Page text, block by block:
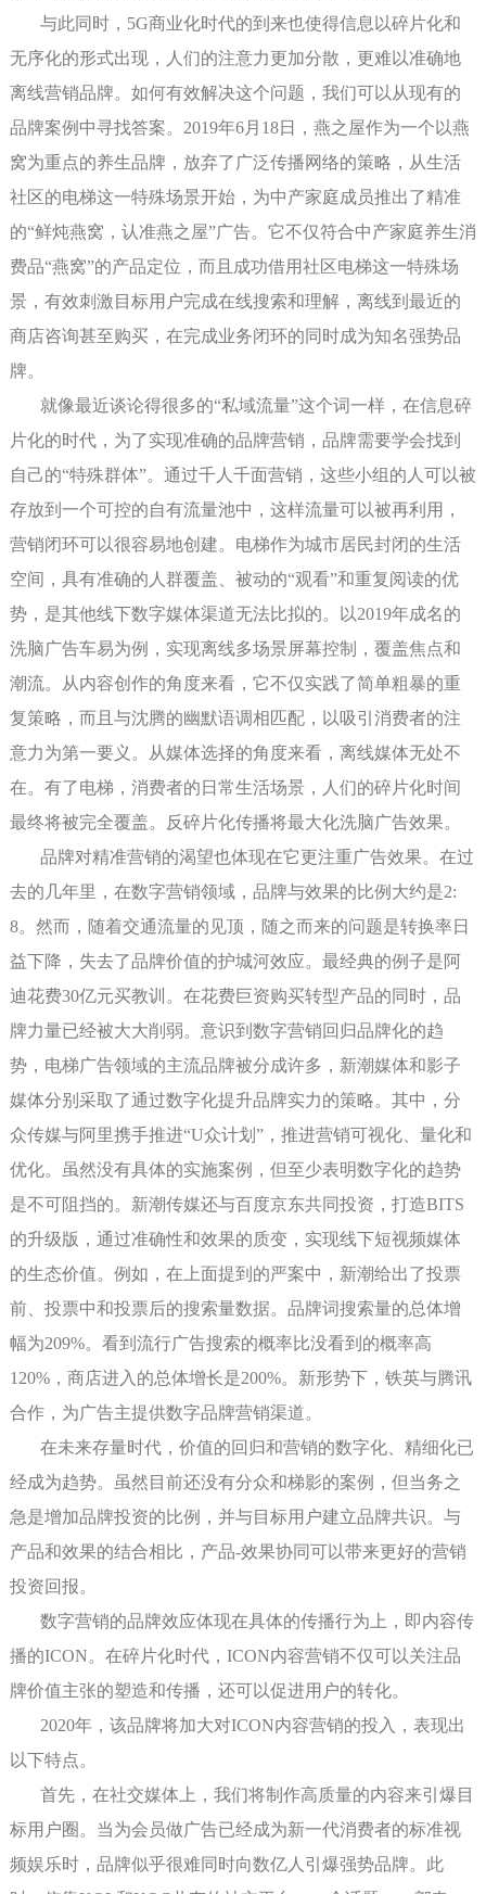
与此同时，5G商业化时代的到来也使得信息以碎片化和
无序化的形式出现，人们的注意力更加分散，更难以准确地
离线营销品牌。如何有效解决这个问题，我们可以从现有的
品牌案例中寻找答案。2019年6月18日，燕之屋作为一个以燕
窝为重点的养生品牌，放弃了广泛传播网络的策略，从生活
社区的电梯这一特殊场景开始，为中产家庭成员推出了精准
的“鲜炖燕窝，认准燕之屋”广告。它不仅符合中产家庭养生消
费品“燕窝”的产品定位，而且成功借用社区电梯这一特殊场
景，有效刺激目标用户完成在线搜索和理解，离线到最近的
商店咨询甚至购买，在完成业务闭环的同时成为知名强势品
牌。
就像最近谈论得很多的“私域流量”这个词一样，在信息碎
片化的时代，为了实现准确的品牌营销，品牌需要学会找到
自己的“特殊群体”。通过千人千面营销，这些小组的人可以被
存放到一个可控的自有流量池中，这样流量可以被再利用，
营销闭环可以很容易地创建。电梯作为城市居民封闭的生活
空间，具有准确的人群覆盖、被动的“观看”和重复阅读的优
势，是其他线下数字媒体渠道无法比拟的。以2019年成名的
洗脑广告车易为例，实现离线多场景屏幕控制，覆盖焦点和
潮流。从内容创作的角度来看，它不仅实践了简单粗暴的重
复策略，而且与沈腾的幽默语调相匹配，以吸引消费者的注
意力为第一要义。从媒体选择的角度来看，离线媒体无处不
在。有了电梯，消费者的日常生活场景，人们的碎片化时间
最终将被完全覆盖。反碎片化传播将最大化洗脑广告效果。
品牌对精准营销的渴望也体现在它更注重广告效果。在过
去的几年里，在数字营销领域，品牌与效果的比例大约是2:
8。然而，随着交通流量的见顶，随之而来的问题是转换率日
益下降，失去了品牌价值的护城河效应。最经典的例子是阿
迪花费30亿元买教训。在花费巨资购买转型产品的同时，品
牌力量已经被大大削弱。意识到数字营销回归品牌化的趋
势，电梯广告领域的主流品牌被分成许多，新潮媒体和影子
媒体分别采取了通过数字化提升品牌实力的策略。其中，分
众传媒与阿里携手推进“U众计划”，推进营销可视化、量化和
优化。虽然没有具体的实施案例，但至少表明数字化的趋势
是不可阻挡的。新潮传媒还与百度京东共同投资，打造BITS
的升级版，通过准确性和效果的质变，实现线下短视频媒体
的生态价值。例如，在上面提到的严案中，新潮给出了投票
前、投票中和投票后的搜索量数据。品牌词搜索量的总体增
幅为209%。看到流行广告搜索的概率比没看到的概率高
120%，商店进入的总体增长是200%。新形势下，铁英与腾讯
合作，为广告主提供数字品牌营销渠道。
在未来存量时代，价值的回归和营销的数字化、精细化已
经成为趋势。虽然目前还没有分众和梯影的案例，但当务之
急是增加品牌投资的比例，并与目标用户建立品牌共识。与
产品和效果的结合相比，产品-效果协同可以带来更好的营销
投资回报。
数字营销的品牌效应体现在具体的传播行为上，即内容传
播的ICON。在碎片化时代，ICON内容营销不仅可以关注品
牌价值主张的塑造和传播，还可以促进用户的转化。
2020年，该品牌将加大对ICON内容营销的投入，表现出
以下特点。
首先，在社交媒体上，我们将制作高质量的内容来引爆目
标用户圈。当为会员做广告已经成为新一代消费者的标准视
频娱乐时，品牌似乎很难同时向数亿人引爆强势品牌。此